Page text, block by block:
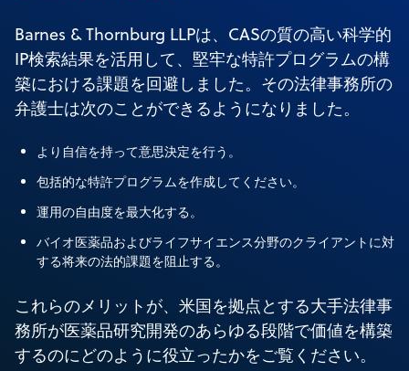
Barnes & Thornburg LLPは、CASの質の高い科学的
IP検索結果を活用して、堅牢な特許プログラムの構
築における課題を回避しました。その法律事務所の
弁護士は次のことができるようになりました。
より自信を持って意思決定を行う。
包括的な特許プログラムを作成してください。
運用の自由度を最大化する。
バイオ医薬品およびライフサイエンス分野のクライアントに対
する将来の法的課題を阻止する。
これらのメリットが、米国を拠点とする大手法律事
務所が医薬品研究開発のあらゆる段階で価値を構築
するのにどのように役立ったかをご覧ください。